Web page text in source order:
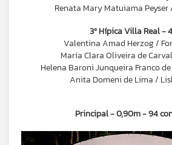
Renata Mary Matuiama Peyser
3º Hípica Villa Real -
Valentina Amad Herzog /
Maria Clara Oliveira de
Helena Baroni Junqueira Franco
Anita Domeni de Lima /
Principal - 0,90m - 94